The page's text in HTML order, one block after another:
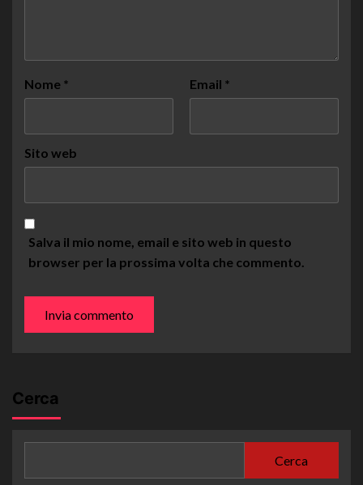
Nome * Email *
Sito web
Salva il mio nome, email e sito web in questo
browser per la prossima volta che commento.
Cerca
Cerca